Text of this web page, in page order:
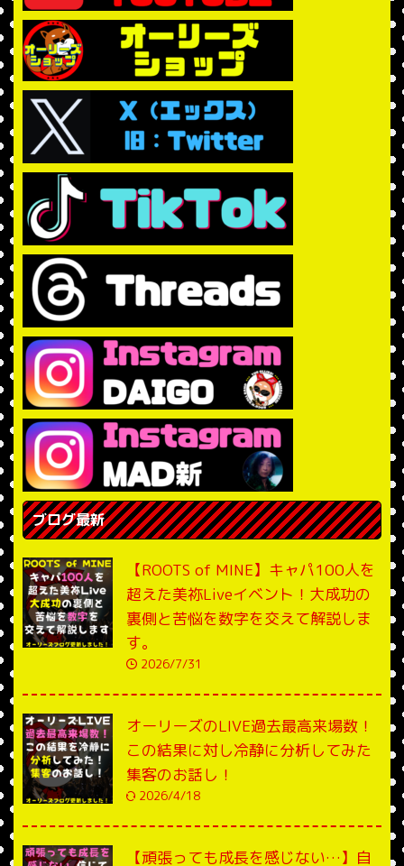
ブログ最新
【ROOTS of MINE】キャパ100人を
超えた美祢Liveイベント！大成功の
裏側と苦悩を数字を交えて解説しま
す。
2026/7/31
オーリーズのLIVE過去最高来場数！
この結果に対し冷静に分析してみた
集客のお話し！
2026/4/18
【頑張っても成長を感じない…】自